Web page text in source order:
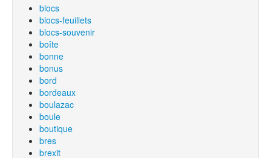
blocs
blocs-feuillets
blocs-souvenir
boîte
bonne
bonus
bord
bordeaux
boulazac
boule
boutique
bres
brexit